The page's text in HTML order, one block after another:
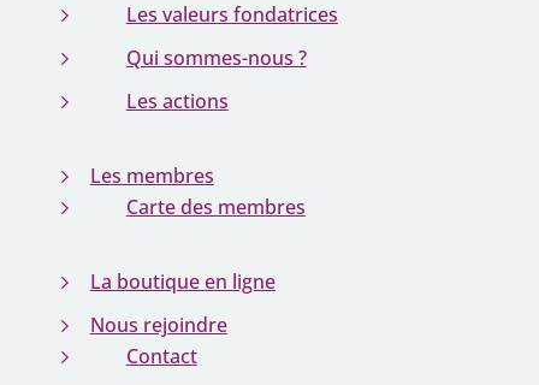
Les valeurs fondatrices
Qui sommes-nous ?
Les actions
Les membres
Carte des membres
La boutique en ligne
Nous rejoindre
Contact